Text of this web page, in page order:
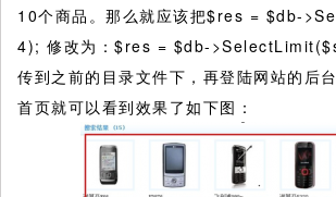
10个商品。那么就应该把$res = $db-
4); 修改为：$res = $db-
传到之前的目录文件下，再登陆网站的后
首页就可以看到效果了如下图：